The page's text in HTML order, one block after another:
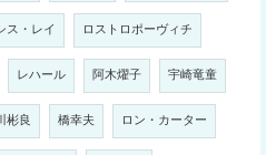
ス・レイ ロストロポーヴィチ
レハール 阿木燿子 宇崎竜童
彬良 橋幸夫 ロン・カーター